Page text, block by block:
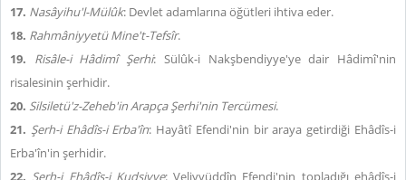
17. Nasâyihu'l-Mülûk: Devlet adamlarına öğütleri ihtiva eder.
18. Rahmâniyyetü Mine't-Tefsîr.
19. Risâle-i Hâdimî Şerhi: Sülûk-i Nakşbendiyye'ye dair Hâdimî'nin
risalesinin şerhidir.
20. Silsiletü'z-Zeheb'in Arapça Şerhi'nin Tercümesi.
21. Şerh-i Ehâdîs-i Erba'în: Hayâtî Efendi'nin bir araya getirdiği Ehâdîs-i
Erba'în'in şerhidir.
22. Şerh-i Ehâdîs-i Kudsiyye: Veliyyüddîn Efendi'nin topladığı ehâdîs-i